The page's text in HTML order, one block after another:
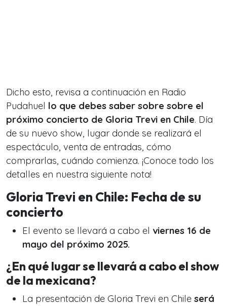
Dicho esto, revisa a continuación en Radio
Pudahuel lo que debes saber sobre sobre el
próximo concierto de Gloria Trevi en Chile. Día
de su nuevo show, lugar donde se realizará el
espectáculo, venta de entradas, cómo
comprarlas, cuándo comienza. ¡Conoce todo los
detalles en nuestra siguiente nota!
Gloria Trevi en Chile: Fecha de su
concierto
El evento se llevará a cabo el viernes 16 de
mayo del próximo 2025.
¿En qué lugar se llevará a cabo el show
de la mexicana?
La presentación de Gloria Trevi en Chile será